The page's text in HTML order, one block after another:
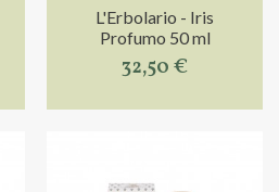
L'Erbolario - Iris
Profumo 50 ml
32,50 €